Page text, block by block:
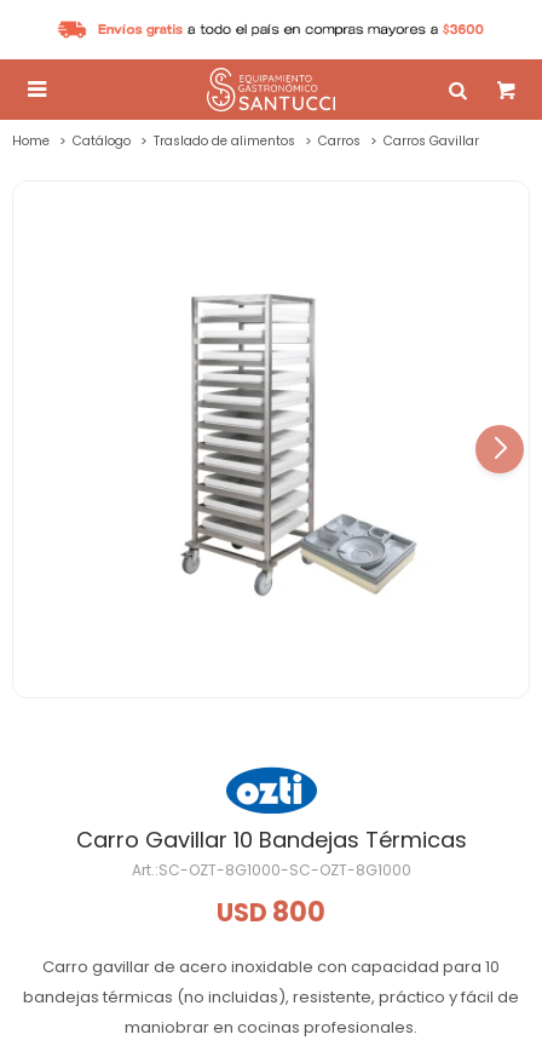

Home Catálogo Traslado de alimentos Carros Carros Gavillar
Carro Gavillar 10 Bandejas Térmicas
SC-OZT-8G1000-SC-OZT-8G1000
USD 800
Carro gavillar de acero inoxidable con capacidad para 10
bandejas térmicas (no incluidas), resistente, práctico y fácil de
maniobrar en cocinas profesionales.